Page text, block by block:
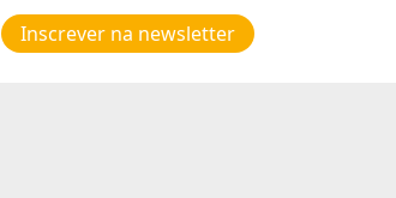
de
privacidade
Inscrever na newsletter